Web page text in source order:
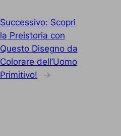
Successivo: Scopri
la Preistoria con
Questo Disegno da
Colorare dell’Uomo
Primitivo!
→